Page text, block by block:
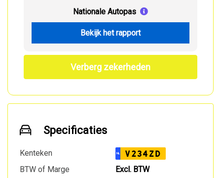
Nationale Autopas
Bekijk het rapport
Verberg zekerheden
Specificaties
Kenteken NL V234ZD
BTW of Marge
Excl. BTW